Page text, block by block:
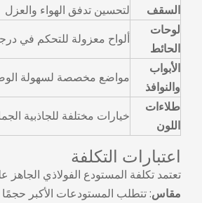
السقف
لتحسين تدفق الهواء والعزل
لوحات
الحائط
ألواح معزولة للتحكم في
الأبواب
والنوافذ
مواضع مخصصة لسهولة
طلاءات
اللون
خيارات مختلفة للجاذبية
اعتبارات التكلفة
تعتمد تكلفة المستودع الفولاذي
مقاس: تتطلب المستودعات الأكبر حجمًا